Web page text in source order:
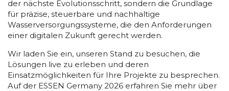
der nächste Evolutionsschritt, sondern die Grundlage
für präzise, steuerbare und nachhaltige
Wasserversorgungssysteme, die den Anforderungen
einer digitalen Zukunft gerecht werden.
Wir laden Sie ein, unseren Stand zu besuchen, die
Lösungen live zu erleben und deren
Einsatzmöglichkeiten für Ihre Projekte zu besprechen.
Auf der ESSEN Germany 2026 erfahren Sie mehr über